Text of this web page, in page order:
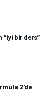
bir ders”
2'de